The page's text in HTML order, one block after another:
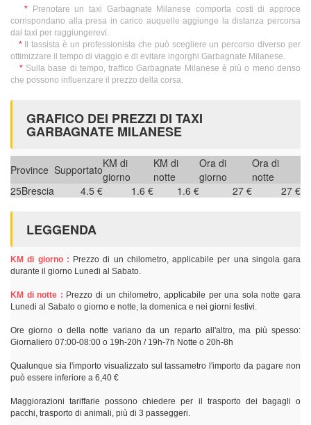
* Prenotare un taxi Garbagnate Milanese comporta costi di approce
corrispondano alla presa in carico auquelle aggiunge la distanza percorsa
dal taxi per raggiungerevi.
*Il tassista è un professionista che può scegliere un percorso diverso per
ottimizzare il tempo di viaggio e di evitare ingorghi Garbagnate Milanese.
*Sulla base di tempo, traffico Garbagnate Milanese è più o meno denso
che possono influenzare il prezzo della corsa.
GRAFICO DEI PREZZI DI TAXI
GARBAGNATE MILANESE
Province SupportatoKM di
giorno
KM di
notte
Ora di
giorno
Ora di
notte
25Brescia 4.5 € 1.6 € 1.6 € 27 € 27 €
LEGGENDA
KM di giorno : Prezzo di un chilometro, applicabile per una singola gara
durante il giorno Lunedi al Sabato.
KM di notte : Prezzo di un chilometro, applicabile per una sola notte gara
Lunedi al Sabato o giorno e notte, la domenica e nei giorni festivi.
Ore giorno o della notte variano da un reparto all'altro, ma più spesso:
Giornaliero 07:00-08:00 o 19h-20h / 19h-7h Notte o 20h-8h
Qualunque sia l'importo visualizzato sul tassametro l'importo da pagare non
può essere inferiore a 6,40 €
Maggiorazioni tariffarie possono chiedere per il trasporto dei bagagli o
pacchi, trasporto di animali, più di 3 passeggeri.